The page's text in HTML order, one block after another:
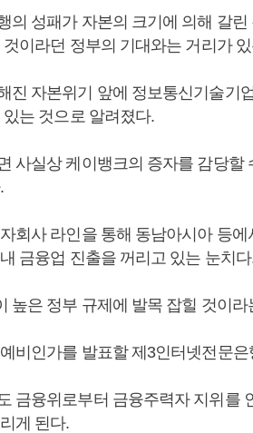
의 성패가 자본의 크기에 의해 갈
이라던 정부의 기대와는 거리가
진 자본위기 앞에 정보통신기술기
는 것으로 알려졌다.
사실상 케이뱅크의 증자를 감당할
회사 라인을 통해 동남아시아 등
금융업 진출을 꺼리고 있는 눈치
높은 정부 규제에 발목 잡힐 것이
비인가를 발표할 제3인터넷전문
금융위로부터 금융주력자 지위를
게 된다.